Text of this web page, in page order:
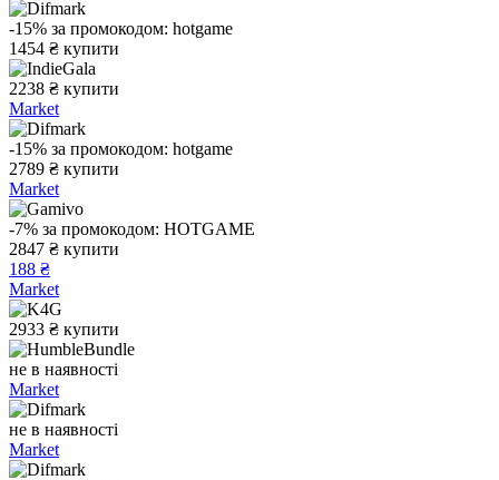
-15% за промокодом: hotgame
1454 ₴ купити
2238 ₴ купити
Market
-15% за промокодом: hotgame
2789 ₴ купити
Market
-7% за промокодом: HOTGAME
2847 ₴ купити
188 ₴
Market
2933 ₴ купити
не в наявності
Market
не в наявності
Market